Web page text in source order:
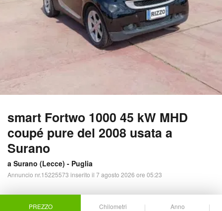
smart Fortwo 1000 45 kW MHD
coupé pure del 2008 usata a
Surano
a Surano (Lecce) - Puglia
Annuncio nr.15225573 inserito il 7 agosto 2026 ore 05:23
PREZZO Chilometri Anno